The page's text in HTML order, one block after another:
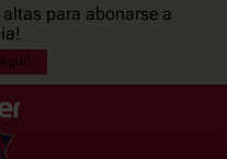
altas para abonarse a